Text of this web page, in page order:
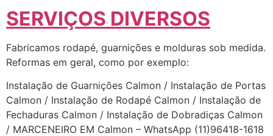
SERVIÇOS DIVERSOS
Fabricamos rodapé, guarnições e molduras sob medida.
Reformas em geral, como por exemplo:
Instalação de Guarnições Calmon / Instalação de Portas
Calmon / Instalação de Rodapé Calmon / Instalação de
Fechaduras Calmon / Instalação de Dobradiças Calmon
/ MARCENEIRO EM Calmon – WhatsApp (11)96418-1618